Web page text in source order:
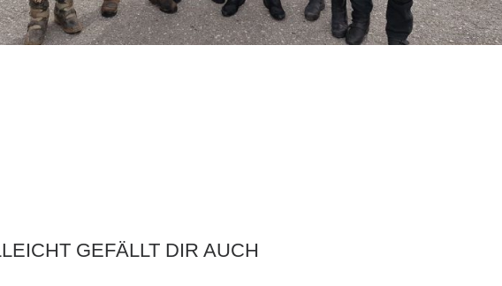
GEFÄLLT DIR AUCH